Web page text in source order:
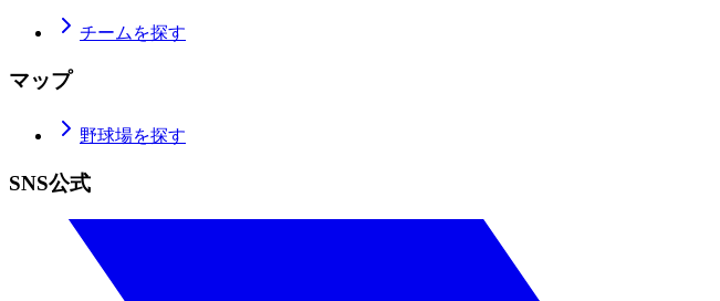
チームを探す
マップ
野球場を探す
SNS公式